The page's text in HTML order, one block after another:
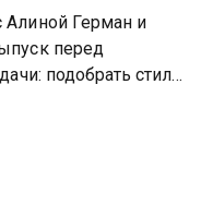
Герман и
перед
подобрать стиль
выбрать
новое прочтение
будет работать
преображение